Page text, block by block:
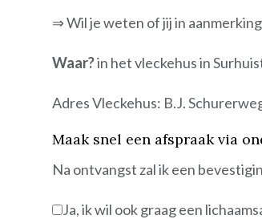
⇒ Wil je weten of jij in
Waar?in het vleckehus in
Adres Vleckehus: B.J.
Maak snel een afspraak via
Na ontvangst zal ik een
Ja, ik wil ook graag een